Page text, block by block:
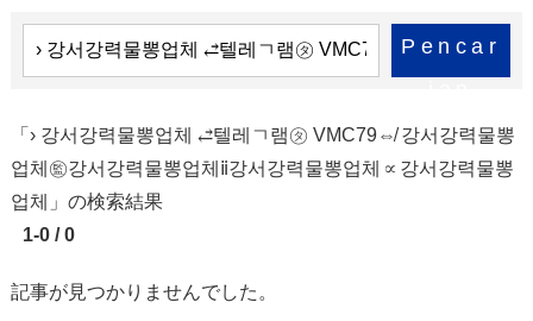
Pencar
「› 강서강력물뽕업체 ⥄텔레ㄱ램㋟ VMC79⇎ 강서강력물뽕
업체㊬강서강력물뽕업체ⅱ강서강력물뽕업체∝강서강력물뽕
업체」の検索結果
1-0 / 0
記事が見つかりませんでした。